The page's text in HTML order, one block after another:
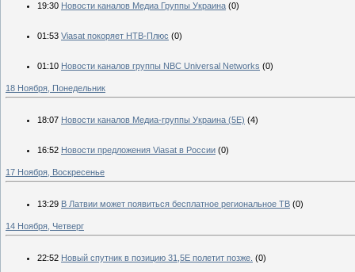
19:30 Новости каналов Медиа Группы Украина (0)
01:53 Viasat покоряет НТВ-Плюс (0)
01:10 Новости каналов группы NBC Universal Networks (0)
18 Ноября, Понедельник
18:07 Новости каналов Медиа-группы Украина (5Е) (4)
16:52 Новости предложения Viasat в России (0)
17 Ноября, Воскресенье
13:29 В Латвии может появиться бесплатное региональное ТВ (0)
14 Ноября, Четверг
22:52 Новый спутник в позицию 31,5Е полетит позже. (0)